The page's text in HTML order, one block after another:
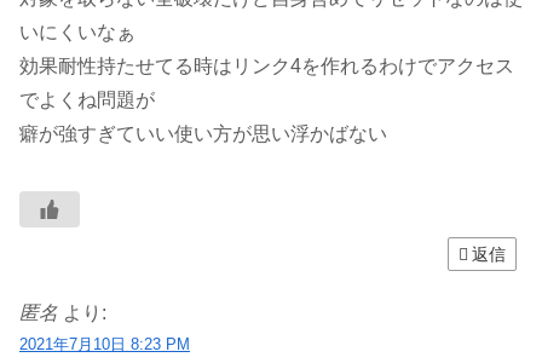
いにくいなぁ
効果耐性持たせてる時はリンク4を作れるわけでアクセス
でよくね問題が
癖が強すぎていい使い方が思い浮かばない
返信
匿名 より:
2021年7月10日 8:23 PM